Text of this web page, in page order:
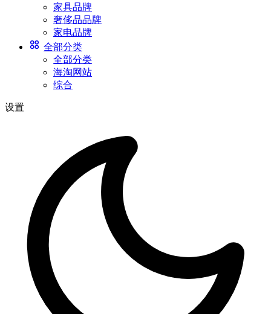
家具品牌
奢侈品品牌
家电品牌
全部分类
全部分类
海淘网站
综合
设置